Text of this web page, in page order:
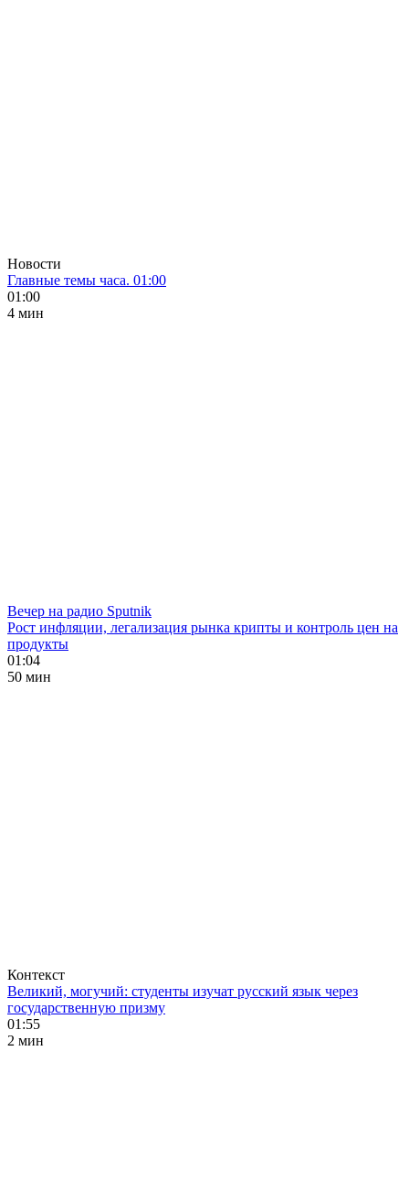
Новости
Главные темы часа. 01:00
01:00
4 мин
Вечер на радио Sputnik
Рост инфляции, легализация рынка крипты и контроль цен на
продукты
01:04
50 мин
Контекст
Великий, могучий: студенты изучат русский язык через
государственную призму
01:55
2 мин